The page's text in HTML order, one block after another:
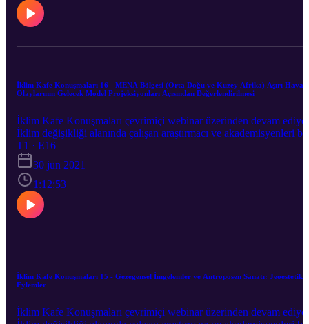
İklim Kafe Konuşmaları 16 - MENA Bölgesi (Orta Doğu ve Kuzey Afrika) Aşırı Hava
Olaylarının Gelecek Model Projeksiyonları Açısından Değerlendirilmesi
İklim Kafe Konuşmaları çevrimiçi webinar üzerinden devam
İklim değişikliği alanında çalışan araştırmacı ve akademisyenleri bir
araya getirdiğimiz İklim Kafe Konuşmaları’nın onaltıncısı “MENA
Bölgesi (Orta Doğu ve Kuzey Afrika) Aşırı Hava Olaylarının
Gelecek Model Projeksiyonları Açısından Değerlendirilmesi,” 30
Haziran'da Ümit Şahin’in moderatörlüğünde Tuğba Öztürk ile
gerçekleşti.
T1 · E16
30 jun 2021
1:12:53
İklim Kafe Konuşmaları 15 - Gezegensel İmgelemler ve Antroposen Sanatı: Jeoestetik
Eylemler
İklim Kafe Konuşmaları çevrimiçi webinar üzerinden devam